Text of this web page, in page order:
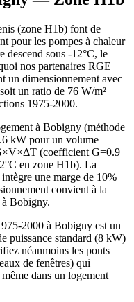
(zone H1b) font de
pour les pompes à chaleur
descend sous -12°C, le
nos partenaires RGE
un dimensionnement avec
un ratio de 76 W/m²
1975-2000.
à Bobigny (méthode
kW pour un volume
(coefficient G=0.9
en zone H1b). La
une marge de 10%
convient à la
à Bobigny.
2000 à Bobigny est un
puissance standard (8 kW)
néanmoins les ponts
de fenêtres) qui
dans un logement